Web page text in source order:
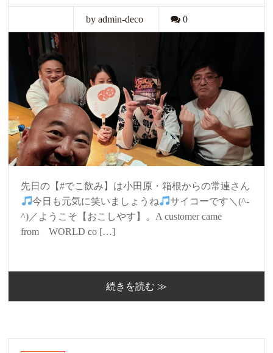
by admin-deco 0
先日の【#でこ飲み】は小田原・箱根からの常連さん
今日も元気に笑いましょうね
サイコーです＼(^-
^)／ようこそ【おこしやす】。A customer came
from WORLD co […]
続きを読む ≫